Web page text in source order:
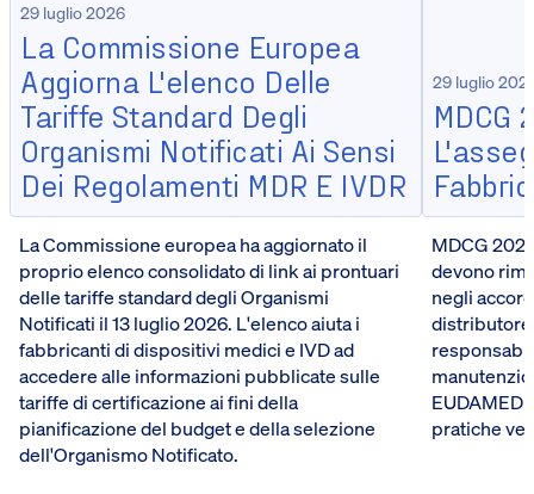
29 luglio 2026
La Commissione Europea
Aggiorna L'elenco Delle
Tariffe Standard Degli
Organismi Notificati Ai Sensi
Dei Regolamenti MDR E IVDR
La Commissione europea ha aggiornato il
proprio elenco consolidato di link ai prontuari
delle tariffe standard degli Organismi
Notificati il 13 luglio 2026. L'elenco aiuta i
fabbricanti di dispositivi medici e IVD ad
accedere alle informazioni pubblicate sulle
tariffe di certificazione ai fini della
pianificazione del budget e della selezione
dell'Organismo Notificato.
29 luglio
MDCG
MDCG
devono
negli
EUDAMED
pratiche